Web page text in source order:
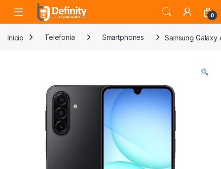
Skip to navigation
Skip to content
Open 0
Inicio Telefonía Smartphones Samsung Galaxy